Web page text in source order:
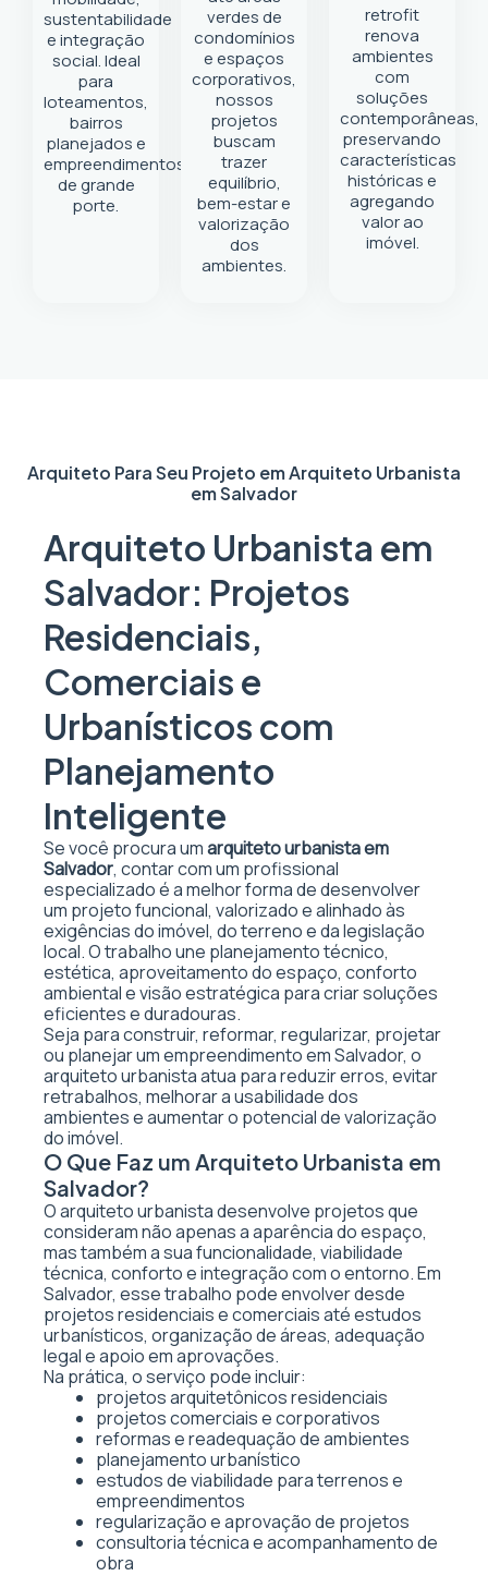
sustentabilidade
e integração
social. Ideal
para
loteamentos,
bairros
planejados e
empreendimentos
de grande
porte.
verdes de
condomínios
e espaços
corporativos,
nossos
projetos
buscam
trazer
equilíbrio,
bem-estar e
valorização
dos
ambientes.
retrofit
renova
ambientes
com
soluções
contemporâneas,
preservando
características
históricas e
agregando
valor ao
imóvel.
Arquiteto Para Seu Projeto emArquiteto Urbanista
em Salvador
Arquiteto Urbanista em
Salvador: Projetos
Residenciais,
Comerciais e
Urbanísticos com
Planejamento
Inteligente
Se você procura umarquiteto urbanista em
Salvador, contar com um profissional
especializado é a melhor forma de desenvolver
um projeto funcional, valorizado e alinhado às
exigências do imóvel, do terreno e da legislação
local. O trabalho une planejamento técnico,
estética, aproveitamento do espaço, conforto
ambiental e visão estratégica para criar soluções
eficientes e duradouras.
Seja para construir, reformar, regularizar, projetar
ou planejar um empreendimento em Salvador, o
arquiteto urbanista atua para reduzir erros, evitar
retrabalhos, melhorar a usabilidade dos
ambientes e aumentar o potencial de valorização
do imóvel.
O Que Faz um Arquiteto Urbanista em
Salvador?
O arquiteto urbanista desenvolve projetos que
consideram não apenas a aparência do espaço,
mas também a sua funcionalidade, viabilidade
técnica, conforto e integração com o entorno. Em
Salvador, esse trabalho pode envolver desde
projetos residenciais e comerciais até estudos
urbanísticos, organização de áreas, adequação
legal e apoio em aprovações.
Na prática, o serviço pode incluir:
projetos arquitetônicos residenciais
projetos comerciais e corporativos
reformas e readequação de ambientes
planejamento urbanístico
estudos de viabilidade para terrenos e
empreendimentos
regularização e aprovação de projetos
consultoria técnica e acompanhamento de
obra